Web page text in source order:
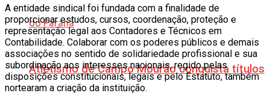
Atletismo de Campo Mourão conquista títulos
A entidade sindical foi fundada com a finalidade de
proporcionar estudos, cursos, coordenação, proteção e
representação legal aos Contadores e Técnicos em
Contabilidade. Colaborar com os poderes públicos e demais
associações no sentido de solidariedade profissional e sua
subordinação aos interesses nacionais, regido pelas
disposições constitucionais, legais e pelo Estatuto, também
nortearam a criação da instituição.